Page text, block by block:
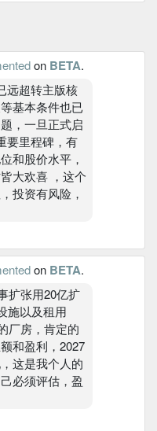
on BETA.
远超转主版核
基本条件也已
，一旦正式启
要里程碑，有
和股价水平，
大欢喜 ，这个
投资有风险，
on BETA.
扩张用20亿扩
施以及租用
厂房，肯定的
和盈利，2027
这是我个人的
必须评估，盈